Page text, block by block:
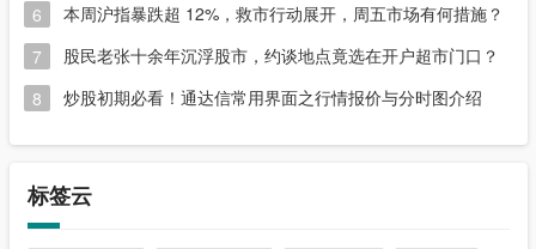
6
本周沪指暴跌超 12%，救市行动展开，周五市场有何措施？
7
股民老张十余年沉浮股市，约谈地点竟选在开户超市门口？
8
炒股初期必看！通达信常用界面之行情报价与分时图介绍
标签云